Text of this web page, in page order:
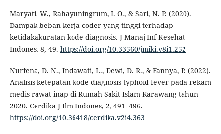
Maryati, W., Rahayuningrum, I. O., & Sari, N. P. (2020).
Dampak beban kerja coder yang tinggi terhadap
ketidakakuratan kode diagnosis. J Manaj Inf Kesehat
Indones, 8, 49. https://doi.org/10.33560/jmiki.v8i1.252
Nurfena, D. N., Indawati, L., Dewi, D. R., & Fannya, P. (2022).
Analisis ketepatan kode diagnosis typhoid fever pada rekam
medis rawat inap di Rumah Sakit Islam Karawang tahun
2020. Cerdika J Ilm Indones, 2, 491–496.
https://doi.org/10.36418/cerdika.v2i4.363